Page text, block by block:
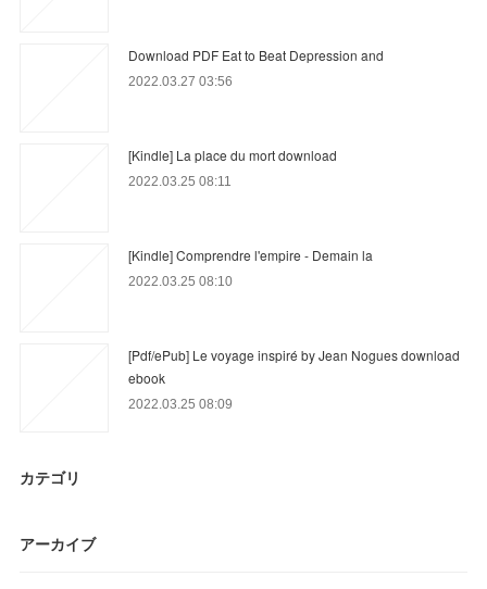
Download PDF Eat to Beat Depression and
2022.03.27 03:56
[Kindle] La place du mort download
2022.03.25 08:11
[Kindle] Comprendre l'empire - Demain la
2022.03.25 08:10
[Pdf/ePub] Le voyage inspiré by Jean Nogues download
ebook
2022.03.25 08:09
カテゴリ
アーカイブ